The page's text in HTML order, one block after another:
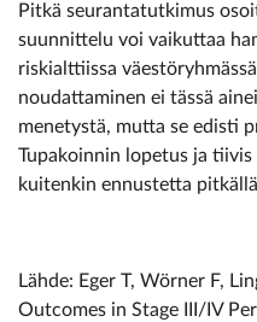
Pitkä seurantatutkimus
suunnittelu voi vaikuttaa
riskialttiissa
noudattaminen ei tässä
menetystä, mutta se edisti
Tupakoinnin lopetus ja
kuitenkin ennustetta
Lähde: Eger T, Wörner F,
Outcomes in Stage III/IV